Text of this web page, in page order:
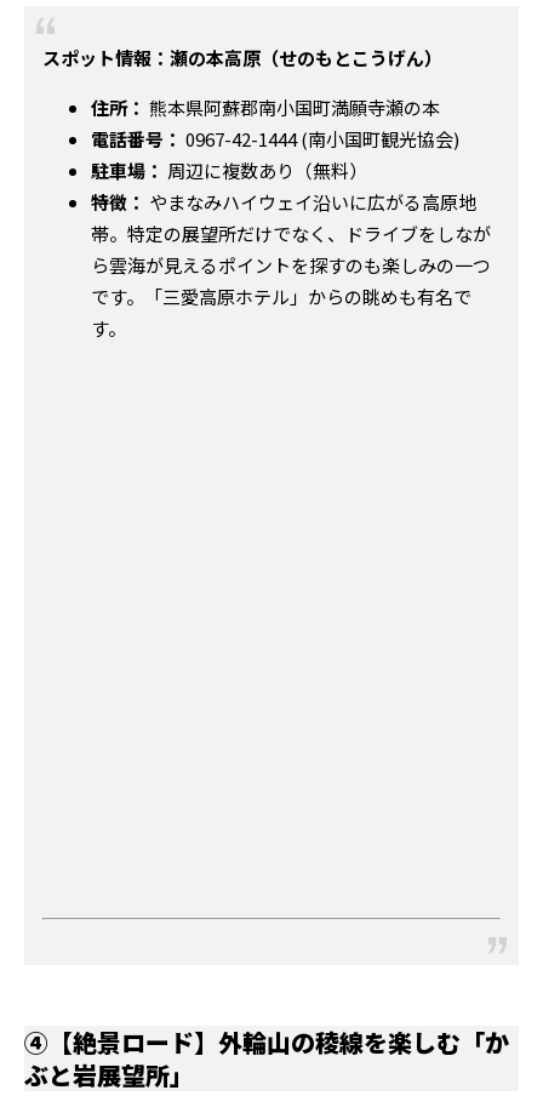
スポット情報：瀬の本高原（せのもとこうげん）
住所： 熊本県阿蘇郡南小国町満願寺瀬の本
電話番号： 0967-42-1444 (南小国町観光協会)
駐車場： 周辺に複数あり（無料）
特徴： やまなみハイウェイ沿いに広がる高原地
帯。特定の展望所だけでなく、ドライブをしなが
ら雲海が見えるポイントを探すのも楽しみの一つ
です。「三愛高原ホテル」からの眺めも有名で
す。
④【絶景ロード】外輪山の稜線を楽しむ「か
ぶと岩展望所」